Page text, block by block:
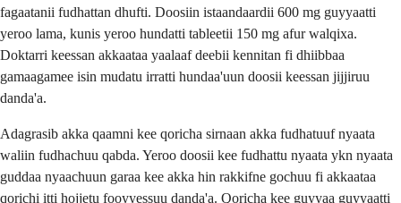
fagaatanii fudhattan dhufti. Doosiin istaandaardii 600 mg guyyaatti
yeroo lama, kunis yeroo hundatti tableetii 150 mg afur walqixa.
Doktarri keessan akkaataa yaalaaf deebii kennitan fi dhiibbaa
gamaagamee isin mudatu irratti hundaa'uun doosii keessan jijjiruu
danda'a.
Adagrasib akka qaamni kee qoricha sirnaan akka fudhatuuf nyaata
waliin fudhachuu qabda. Yeroo doosii kee fudhattu nyaata ykn nyaata
guddaa nyaachuun garaa kee akka hin rakkifne gochuu fi akkaataa
qorichi itti hojjetu fooyyessuu danda'a. Qoricha kee guyyaa guyyaatti